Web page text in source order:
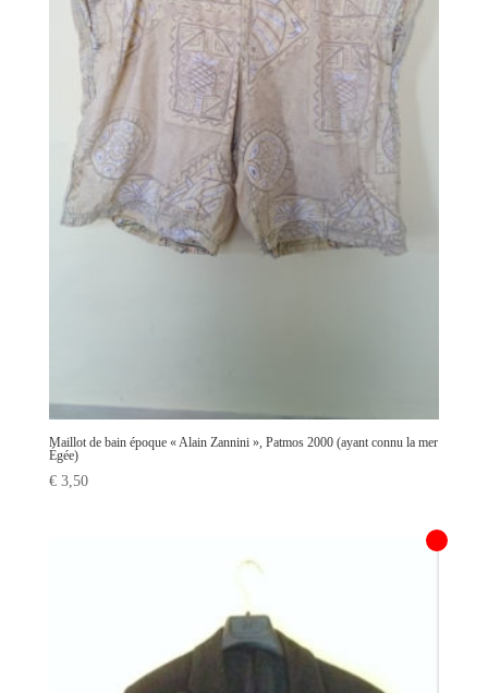
Maillot de bain époque « Alain Zannini », Patmos 2000 (ayant connu la mer
Égée)
€3,50